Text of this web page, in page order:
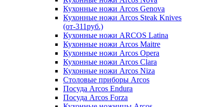
Кухонные ножи Arcos Genova
Кухонные ножи Arcos Steak Knives
(от-311руб.)
Кухонные ножи ARCOS Latina
Кухонные ножи Arcos Maitre
Кухонные ножи Arcos Opera
Кухонные ножи Arcos Clara
Кухонные ножи Arcos Niza
Столовые приборы Arcos
Посуда Arcos Endura
Посуда Arcos Forza